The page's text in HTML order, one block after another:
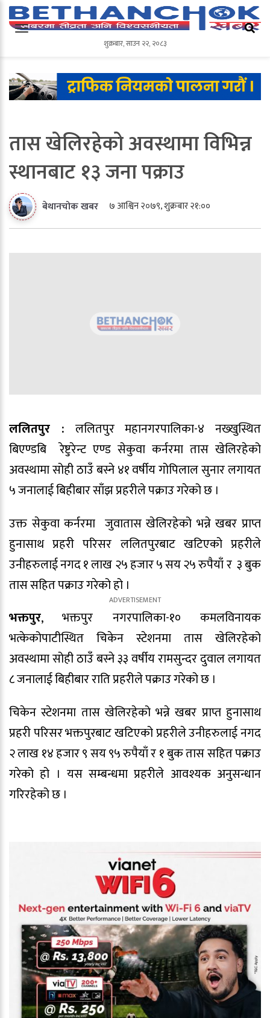
शुक्रबार,साउन २२,२०८३
शुक्रबार,साउन २२, २०८३
तास खेलिरहेको अवस्थामा विभिन्न
स्थानबाट १३ जना पक्राउ
बेथानचोक खबर ७ आश्विन २०७९, शुक्रबार २१:००
ललितपुर : ललितपुर महानगरपालिका-४ नख्खुस्थित
बिएण्डबि रेष्टुरेन्ट एण्ड सेकुवा कर्नरमा तास खेलिरहेको
अवस्थामा सोही ठाउँ बस्ने ४१ वर्षीय गोपिलाल सुनार लगायत
५ जनालाई बिहीबार साँझ प्रहरीले पक्राउ गरेको छ ।
उक्त सेकुवा कर्नरमा जुवातास खेलिरहेको भन्ने खबर प्राप्त
हुनासाथ प्रहरी परिसर ललितपुरबाट खटिएको प्रहरीले
उनीहरुलाई नगद १ लाख २५ हजार ५ सय २५ रुपैयाँ र ३ बुक
तास सहित पक्राउ गरेको हो ।
भक्तपुर, भक्तपुर नगरपालिका-१० कमलविनायक
भत्केकोपाटीस्थित चिकेन स्टेशनमा तास खेलिरहेको
अवस्थामा सोही ठाउँ बस्ने ३३ वर्षीय रामसुन्दर दुवाल लगायत
८ जनालाई बिहीबार राति प्रहरीले पक्राउ गरेको छ ।
चिकेन स्टेशनमा तास खेलिरहेको भन्ने खबर प्राप्त हुनासाथ
प्रहरी परिसर भक्तपुरबाट खटिएको प्रहरीले उनीहरुलाई नगद
२ लाख १४ हजार ९ सय ९५ रुपैयाँ र १ बुक तास सहित पक्राउ
गरेको हो । यस सम्बन्धमा प्रहरीले आवश्यक अनुसन्धान
गरिरहेको छ ।